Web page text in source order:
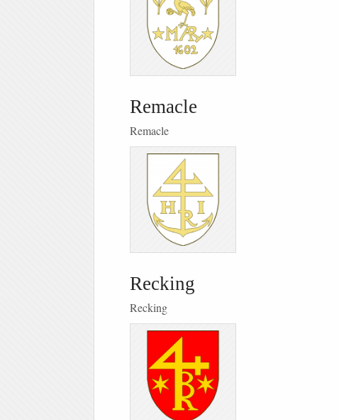
Remacle
Remacle
Recking
Recking